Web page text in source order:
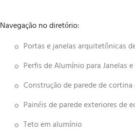
Navegação no diretório:
Portas e janelas arquitetônicas
Perfis de Alumínio para Janelas
Construção de parede de
Painéis de parede exteriores de
Teto em alumínio